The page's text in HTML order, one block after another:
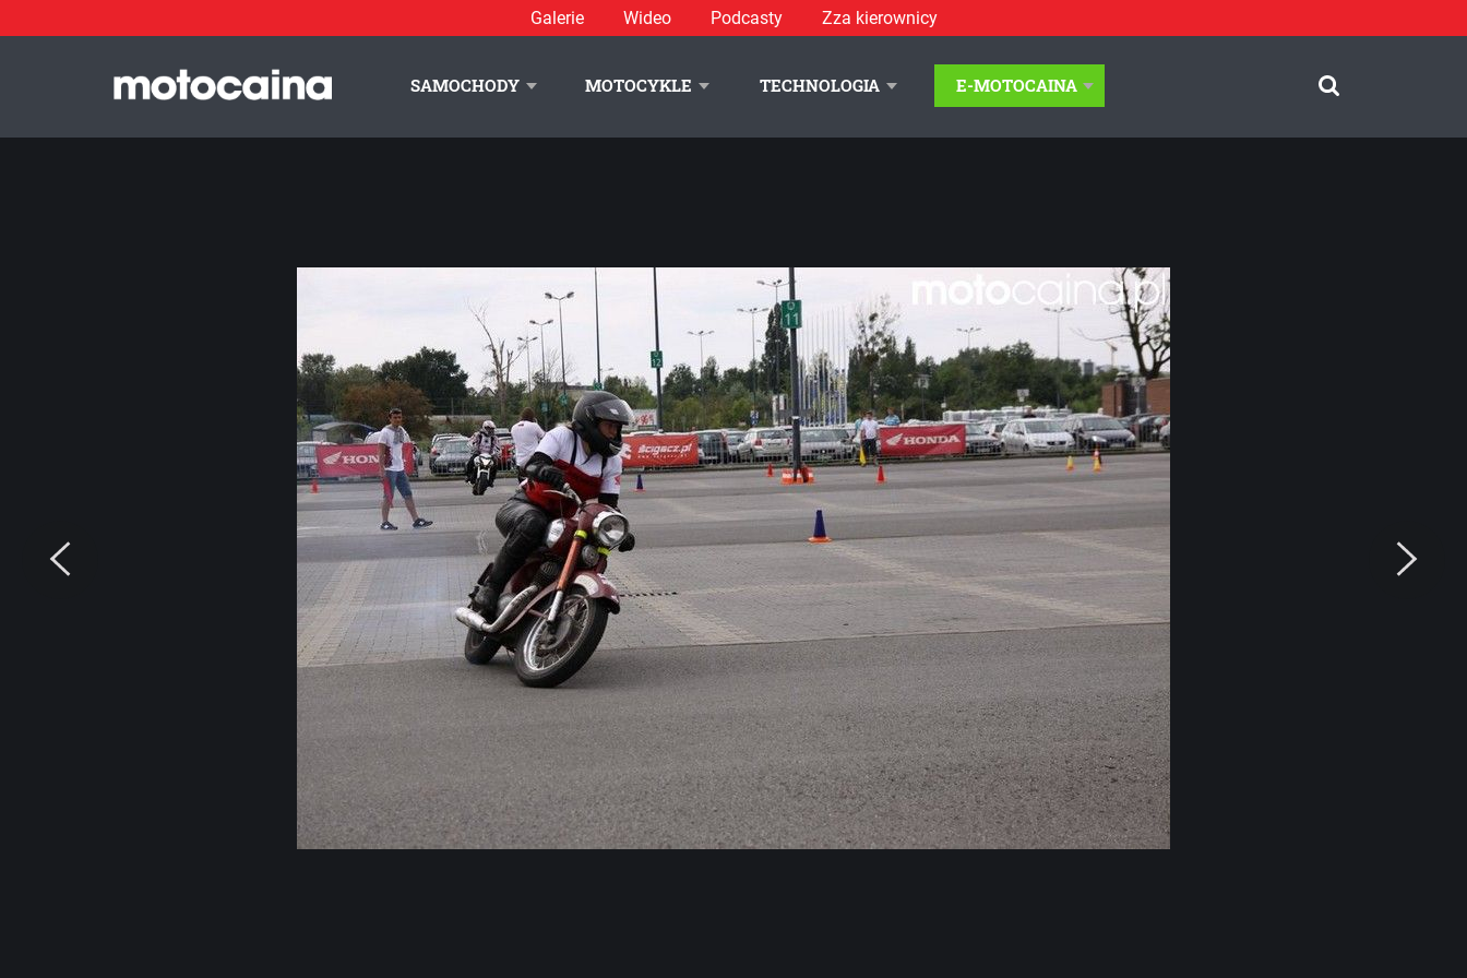
Galerie Wideo Podcasty Zza kierownicy
SAMOCHODY MOTOCYKLE TECHNOLOGIA E-MOTOCAINA
Kobiety podczas trzeciej rundy Honda Gymkhana 2012 - zdjęcie 40// Kobiety podczas trzeciej rundy Honda Gymkhana 2012
POLITYKA PRYWATNOŚCI REKLAMA © Motocaina.pl All rights reserved.